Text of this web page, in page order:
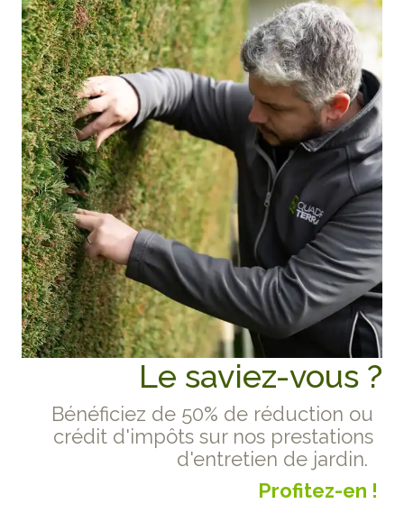
Le saviez-vous ?
Bénéficiez de 50% de réduction ou
crédit d'impôts sur nos prestations
d'entretien de jardin.
Profitez-en !